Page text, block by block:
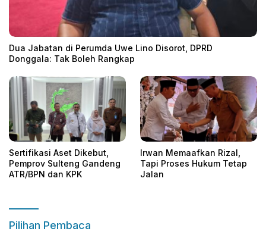
Dua Jabatan di Perumda Uwe Lino Disorot, DPRD
Donggala: Tak Boleh Rangkap
Sertifikasi Aset Dikebut,
Pemprov Sulteng Gandeng
ATR/BPN dan KPK
Irwan Memaafkan Rizal,
Tapi Proses Hukum Tetap
Jalan
Pilihan Pembaca